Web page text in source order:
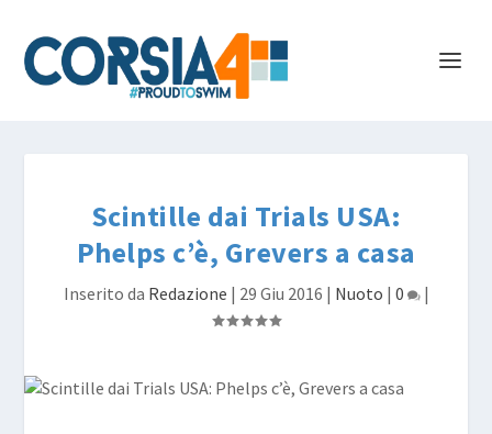
Scintille dai Trials USA:
Phelps c’è, Grevers a casa
Inserito da Redazione | 29 Giu 2016 | Nuoto | 0 |